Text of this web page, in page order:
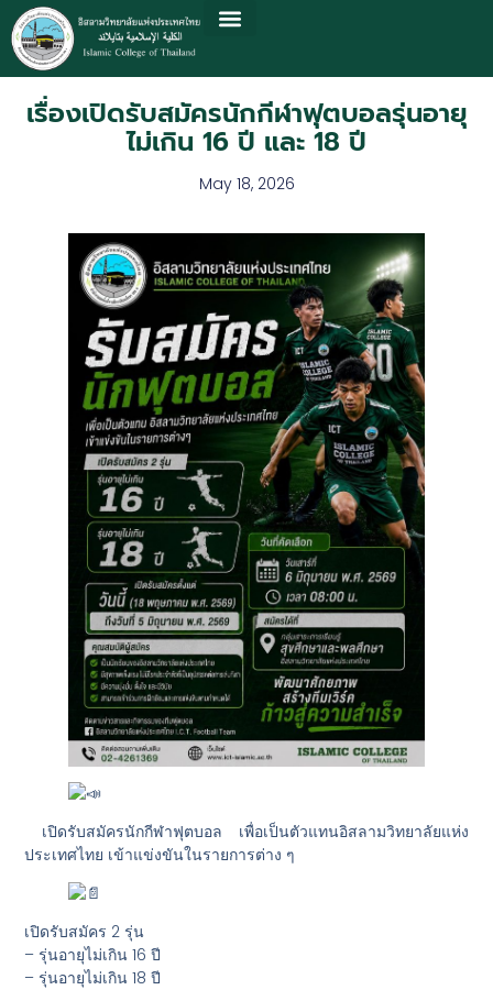
เรื่องเปิดรับสมัครนักกีฬาฟุตบอลรุ่นอายุ
ไม่เกิน 16 ปี และ 18 ปี
May 18, 2026
เปิดรับสมัครนักกีฬาฟุตบอล เพื่อเป็นตัวแทนอิสลามวิทยาลัยแห่ง
ประเทศไทย เข้าแข่งขันในรายการต่าง ๆ
เปิดรับสมัคร 2 รุ่น
– รุ่นอายุไม่เกิน 16 ปี
– รุ่นอายุไม่เกิน 18 ปี